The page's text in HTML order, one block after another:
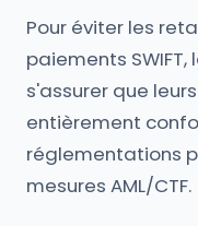
Pour éviter les
paiements
s'assurer que
entièrement
réglementations
mesures AML/CTF.